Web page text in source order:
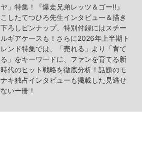
ヤ」特集！『爆走兄弟レッツ＆ゴー!!』
こしたてつひろ先生インタビュー＆描き
下ろしピンナップ、特別付録にはスチー
ルギアケースも！さらに2026年上半期ト
レンド特集では、「売れる」より「育て
る」をキーワードに、ファンを育てる新
時代のヒット戦略を徹底分析！話題のモ
ナキ独占インタビューも掲載した見逃せ
ない一冊！